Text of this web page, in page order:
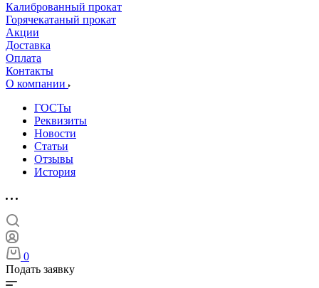
Калиброванный прокат
Горячекатаный прокат
Акции
Доставка
Оплата
Контакты
О компании
ГОСТы
Реквизиты
Новости
Статьи
Отзывы
История
0
Подать заявку